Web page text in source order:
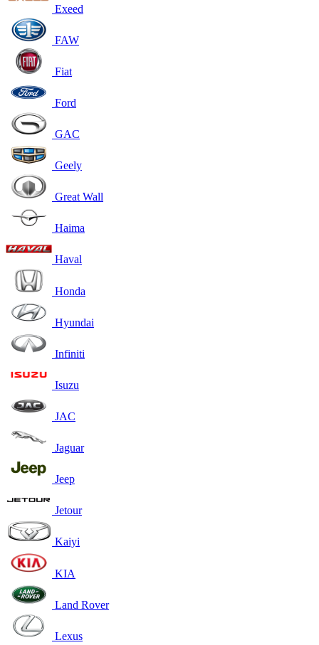
Exeed
FAW
Fiat
Ford
GAC
Geely
Great Wall
Haima
Haval
Honda
Hyundai
Infiniti
Isuzu
JAC
Jaguar
Jeep
Jetour
Kaiyi
KIA
Land Rover
Lexus